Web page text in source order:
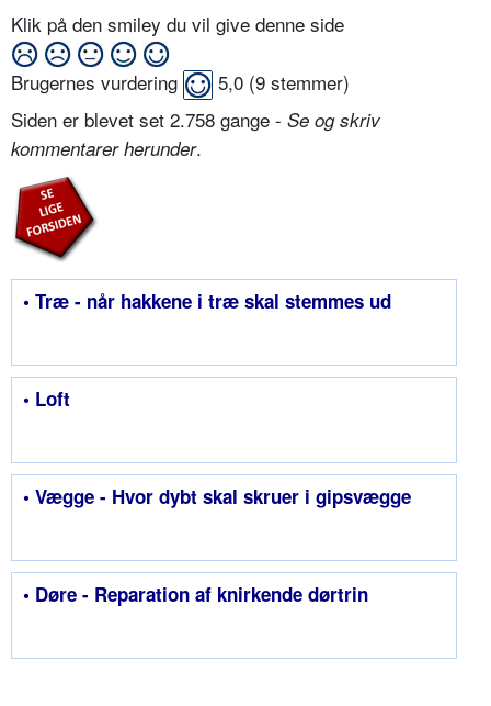
Klik på den smiley du vil give denne side
Brugernes vurdering 5,0 (9 stemmer)
Siden er blevet set 2.758 gange - Se og skriv
kommentarer herunder.
• Træ - når hakkene i træ skal stemmes ud
• Loft
• Vægge - Hvor dybt skal skruer i gipsvægge
• Døre - Reparation af knirkende dørtrin